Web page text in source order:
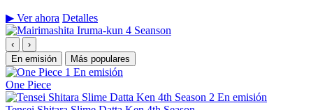
▶ Ver ahora Detalles
‹
›
En emisión
Más populares
1 En emisión
One Piece
2 En emisión